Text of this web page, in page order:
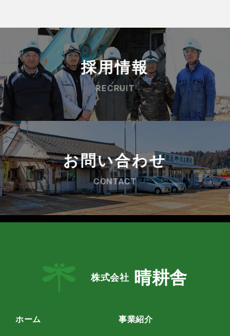
採用情報
RECRUIT
お問い合わせ
CONTACT
株式会社 晴耕舎
ホーム 事業紹介